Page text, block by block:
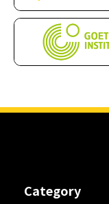
Category